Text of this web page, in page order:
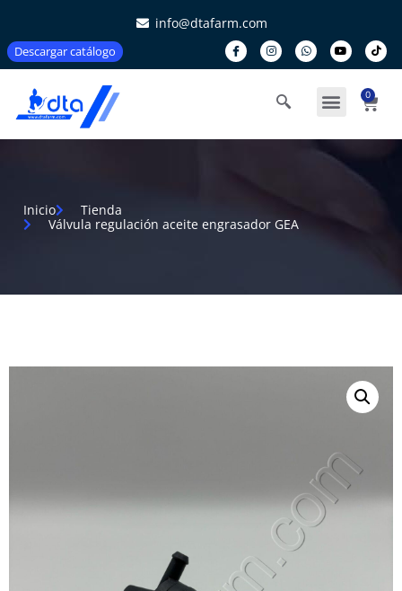
info@dtafarm.com
Descargar catálogo
0
Inicio
Tienda
Válvula regulación aceite engrasador GEA